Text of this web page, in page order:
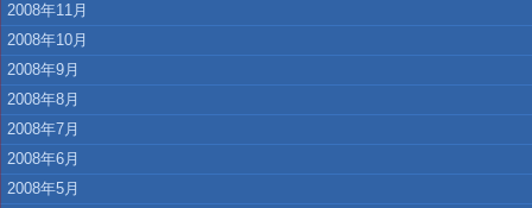
2008年11月
2008年10月
2008年9月
2008年8月
2008年7月
2008年6月
2008年5月